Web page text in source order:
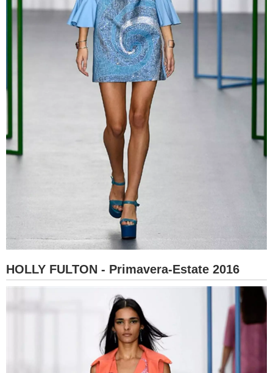
HOLLY FULTON - Primavera-Estate 2016